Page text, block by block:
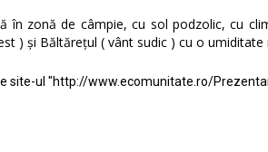
în zonă de câmpie, cu sol podzolic, cu
) și Băltărețul ( vânt sudic ) cu o
site-ul "http://www.ecomunitate.ro/